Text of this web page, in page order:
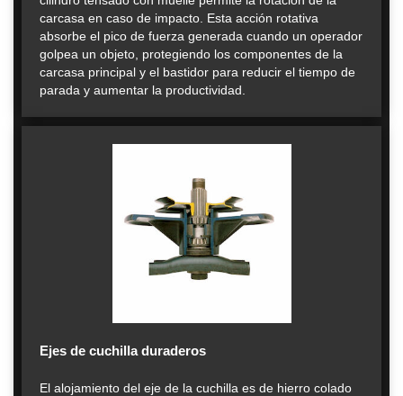
carcasa en caso de impacto. Esta acción rotativa
absorbe el pico de fuerza generada cuando un operador
golpea un objeto, protegiendo los componentes de la
carcasa principal y el bastidor para reducir el tiempo de
parada y aumentar la productividad.
Ejes de cuchilla duraderos
El alojamiento del eje de la cuchilla es de hierro colado